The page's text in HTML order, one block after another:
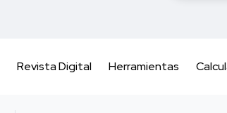
Revista Digital Herramientas